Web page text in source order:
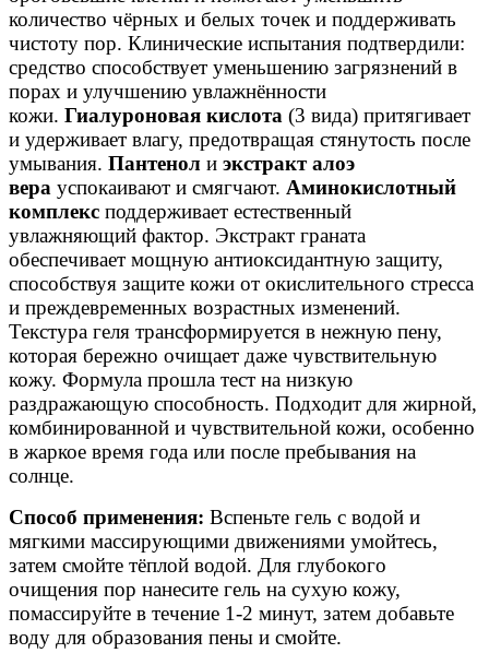
количество чёрных и белых точек и поддерживать
чистоту пор. Клинические испытания подтвердили:
средство способствует уменьшению загрязнений в
порах и улучшению увлажнённости
кожи. Гиалуроновая кислота (3 вида) притягивает
и удерживает влагу, предотвращая стянутость после
умывания. Пантенол и экстракт алоэ
вера успокаивают и смягчают. Аминокислотный
комплекс поддерживает естественный
увлажняющий фактор. Экстракт граната
обеспечивает мощную антиоксидантную защиту,
способствуя защите кожи от окислительного стресса
и преждевременных возрастных изменений.
Текстура геля трансформируется в нежную пену,
которая бережно очищает даже чувствительную
кожу. Формула прошла тест на низкую
раздражающую способность. Подходит для жирной,
комбинированной и чувствительной кожи, особенно
в жаркое время года или после пребывания на
солнце.
Способ применения: Вспеньте гель с водой и
мягкими массирующими движениями умойтесь,
затем смойте тёплой водой. Для глубокого
очищения пор нанесите гель на сухую кожу,
помассируйте в течение 1-2 минут, затем добавьте
воду для образования пены и смойте.